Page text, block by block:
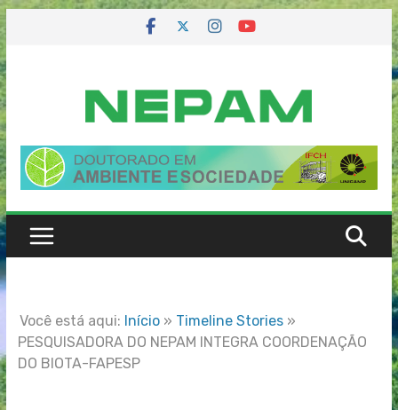
content
Você está aqui: Início» Timeline Stories»
PESQUISADORA DO NEPAM INTEGRA COORDENAÇÃO
DO BIOTA-FAPESP